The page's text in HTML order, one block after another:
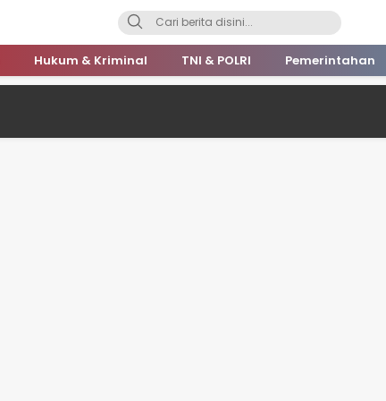
Hukum & Kriminal TNI & POLRI Pemerintahan